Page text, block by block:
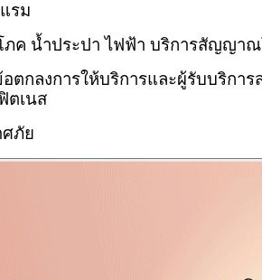
รม
ภค น้ำประปา ไฟฟ้า บริการสัญญา
ตกลงการให้บริการและผู้รับบริกา
ตเนส
ภัย